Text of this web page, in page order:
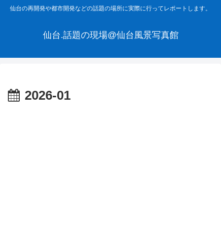
仙台の再開発や都市開発などの話題の場所に実際に行ってレポートします。
仙台.話題の現場@仙台風景写真館
2026-01